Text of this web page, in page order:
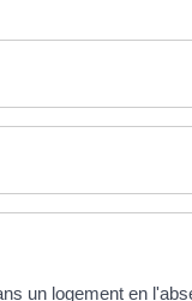
un logement en